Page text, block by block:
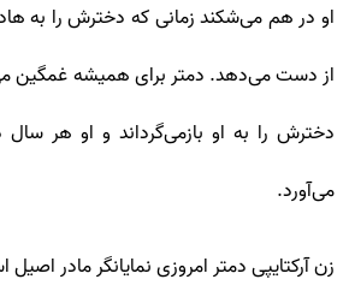
او در هم می‌شکند زمانی که دخترش را به
از دست می‌دهد. دمتر برای همیشه غمگین
دخترش را به او بازمی‌گرداند و او هر
می‌آورد.
زن آرکتایپی دمتر امروزی نمایانگر مادر